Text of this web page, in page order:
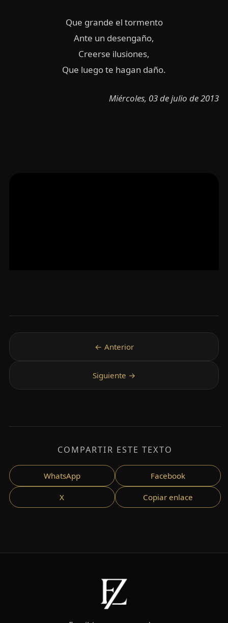
Que grande el tormento
Ante un desengaño,
Creerse ilusiones,
Que luego te hagan daño.
Miércoles, 03 de julio de 2013
COMPARTIR ESTE TEXTO
WhatsApp Facebook
X Copiar enlace